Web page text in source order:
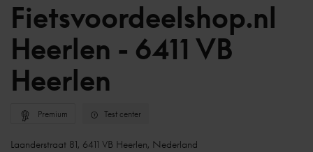
Fietsvoordeelshop.nl
Heerlen - 6411 VB
Heerlen
Premium Test center
Laanderstraat 81, 6411 VB Heerlen, Nederland